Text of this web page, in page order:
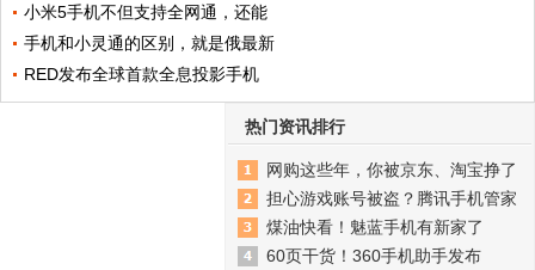
小米5手机不但支持全网通，还能
手机和小灵通的区别，就是俄最新
RED发布全球首款全息投影手机
热门资讯排行
网购这些年，你被京东、淘宝挣了
担心游戏账号被盗？腾讯手机管家
煤油快看！魅蓝手机有新家了
60页干货！360手机助手发布